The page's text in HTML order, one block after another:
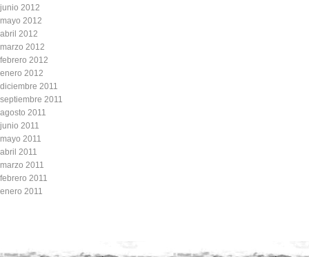
junio 2012
mayo 2012
abril 2012
marzo 2012
febrero 2012
enero 2012
diciembre 2011
septiembre 2011
agosto 2011
junio 2011
mayo 2011
abril 2011
marzo 2011
febrero 2011
enero 2011